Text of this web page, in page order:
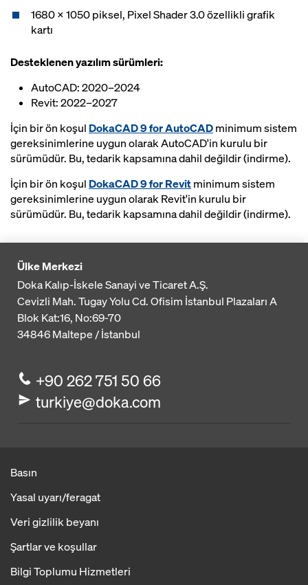
1680 x 1050 piksel, Pixel Shader 3.0 özellikli grafik
kartı
Desteklenen yazılım sürümleri:
AutoCAD: 2020–2024
Revit: 2022–2027
İçin bir ön koşul DokaCAD 9 for AutoCADminimum sistem
gereksinimlerine uygun olarak AutoCAD'in kurulu bir
sürümüdür. Bu, tedarik kapsamına dahil değildir (indirme).
İçin bir ön koşul DokaCAD 9 for Revitminimum sistem
gereksinimlerine uygun olarak Revit'in kurulu bir
sürümüdür. Bu, tedarik kapsamına dahil değildir (indirme).
Ülke Merkezi
Doka Kalıp-İskele Sanayi ve Ticaret A.Ş.
Cevizli Mah. Tugay Yolu Cd. Ofisim İstanbul Plazaları A
Blok Kat:16, No:69-70
34846Maltepe / İstanbul
+90 262 751 50 66
turkiye@doka.com
Basın
Yasal uyarı/feragat
Veri gizlilik beyanı
Şartlar ve koşullar
Bilgi Toplumu Hizmetleri